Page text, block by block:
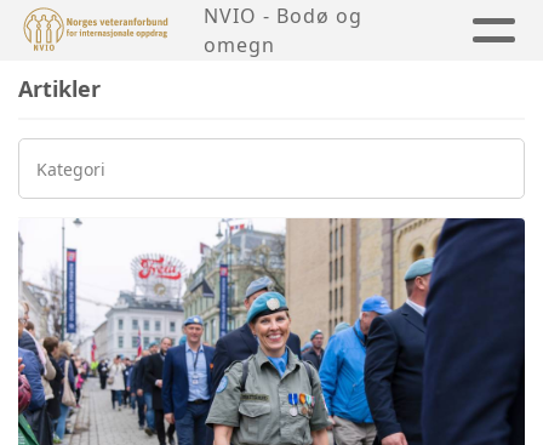
NVIO - Bodø og
omegn
Artikler
Kategori